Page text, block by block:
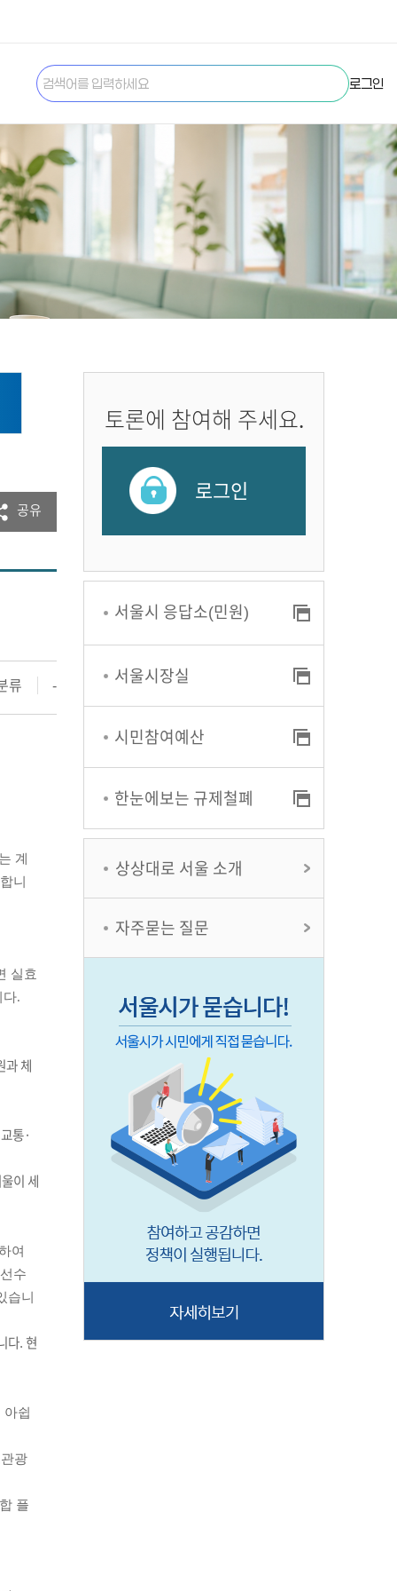
로그인
공유
류 -
계
니
실효
다.
과 체
교통·
이 세
여
수
습니
다. 현
아쉽
광
플
토론에 참여해 주세요.
로그인
서울시 응답소(민원)
서울시장실
시민참여예산
한눈에보는 규제철폐
상상대로 서울 소개
자주묻는 질문